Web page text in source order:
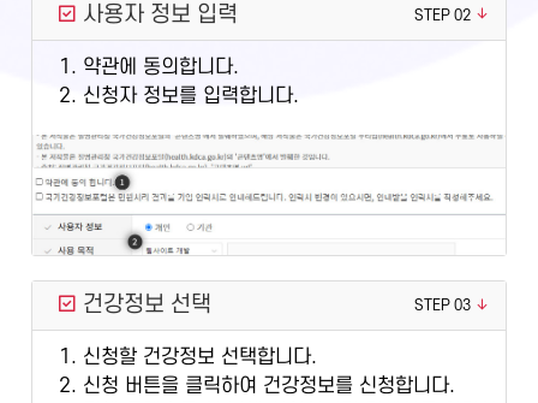
사용자 정보 입력 STEP 02
1. 약관에 동의합니다.
2. 신청자 정보를 입력합니다.
건강정보 선택 STEP 03
1. 신청할 건강정보 선택합니다.
2. 신청 버튼을 클릭하여 건강정보를 신청합니다.